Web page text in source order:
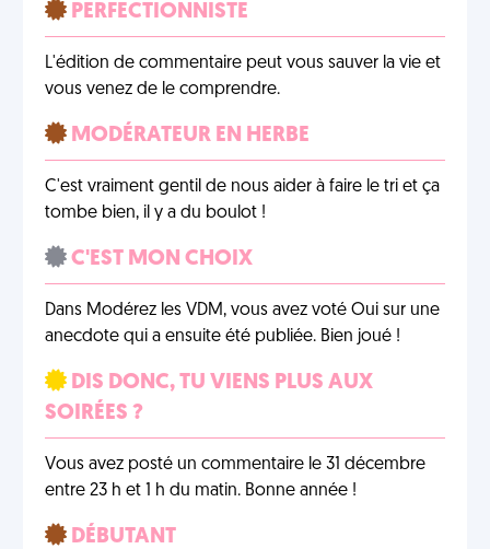
PERFECTIONNISTE
L'édition de commentaire peut vous sauver la vie et
vous venez de le comprendre.
MODÉRATEUR EN HERBE
C'est vraiment gentil de nous aider à faire le tri et ça
tombe bien, il y a du boulot !
C'EST MON CHOIX
Dans Modérez les VDM, vous avez voté Oui sur une
anecdote qui a ensuite été publiée. Bien joué !
DIS DONC, TU VIENS PLUS AUX
SOIRÉES ?
Vous avez posté un commentaire le 31 décembre
entre 23 h et 1 h du matin. Bonne année !
DÉBUTANT